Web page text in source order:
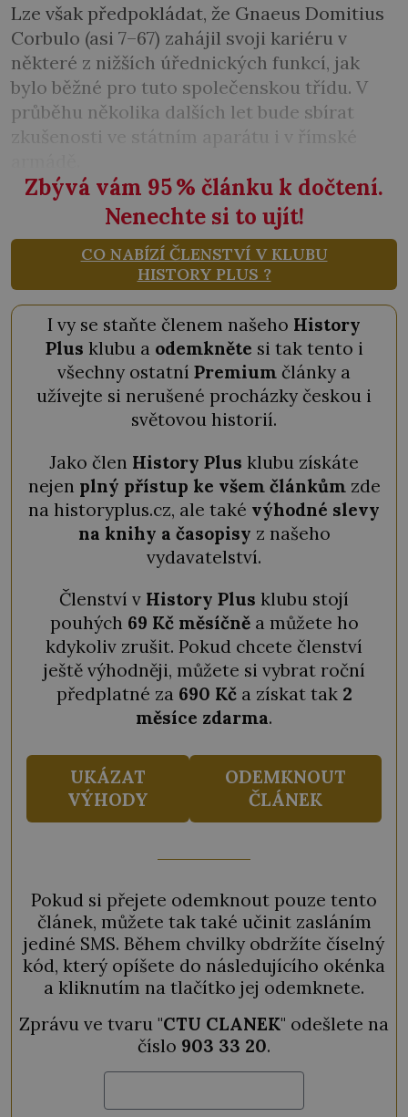
Lze však předpokládat, že Gnaeus Domitius
Corbulo (asi 7–67) zahájil svoji kariéru v
některé z nižších úřednických funkcí, jak
bylo běžné pro tuto společenskou třídu. V
průběhu několika dalších let bude sbírat
zkušenosti ve státním aparátu i v římské
Zbývá vám 95% článku k dočtení.
Nenechte si to ujít!
CO NABÍZÍ ČLENSTVÍ V KLUBU
HISTORY PLUS ?
I vy se staňte členem našeho History
Plus klubu a odemkněte si tak tento i
všechny ostatní Premium články a
užívejte si nerušené procházky českou i
světovou historií.
Jako člen History Plus klubu získáte
nejen plný přístup ke všem článkům zde
na historyplus.cz, ale také výhodné slevy
na knihy a časopisy z našeho
vydavatelství.
Členství v History Plus klubu stojí
pouhých 69 Kč měsíčněa můžete ho
kdykoliv zrušit. Pokud chcete členství
ještě výhodněji, můžete si vybrat roční
předplatné za 690 Kča získat tak 2
měsíce zdarma.
UKÁZAT
VÝHODY
ODEMKNOUT
ČLÁNEK
Pokud si přejete odemknout pouze tento
článek, můžete tak také učinit zasláním
jediné SMS. Během chvilky obdržíte číselný
kód, který opíšete do následujícího okénka
a kliknutím na tlačítko jej odemknete.
Zprávu ve tvaru "CTU CLANEK" odešlete na
číslo 903 33 20.